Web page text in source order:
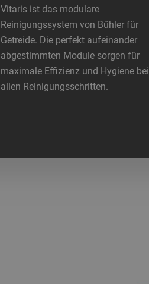
Vitaris ist das modulare
Reinigungssystem von Bühler für
Getreide. Die perfekt aufeinander
abgestimmten Module sorgen für
maximale Effizienz und Hygiene bei
allen Reinigungsschritten.